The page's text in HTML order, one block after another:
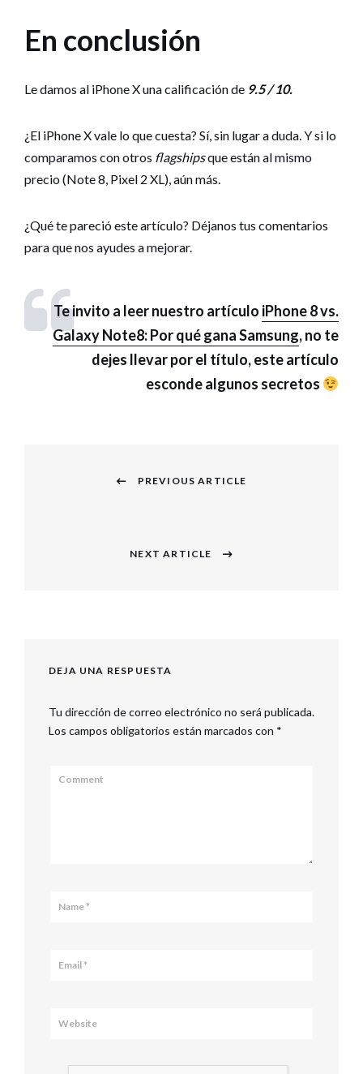
En conclusión
Le damos al iPhone X una calificación de 9.5 / 10.
¿El iPhone X vale lo que cuesta? Sí, sin lugar a duda. Y si lo
comparamos con otros flagshipsque están al mismo
precio (Note 8, Pixel 2 XL), aún más.
¿Qué te pareció este artículo? Déjanos tus comentarios
para que nos ayudes a mejorar.
Te invito a leer nuestro artículo iPhone 8 vs.
Galaxy Note8: Por qué gana Samsung, no te
dejes llevar por el título, este artículo
esconde algunos secretos
PREVIOUS ARTICLE
NEXT ARTICLE
DEJA UNA RESPUESTA
Tu dirección de correo electrónico no será publicada.
Los campos obligatorios están marcados con *